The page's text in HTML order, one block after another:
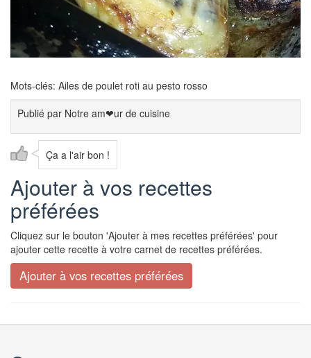
Mots-clés: Ailes de poulet roti au pesto rosso
Publié par Notre am❤ur de cuisine
Ça a l'air bon !
Ajouter à vos recettes
préférées
Cliquez sur le bouton 'Ajouter à mes recettes préférées' pour
ajouter cette recette à votre carnet de recettes préférées.